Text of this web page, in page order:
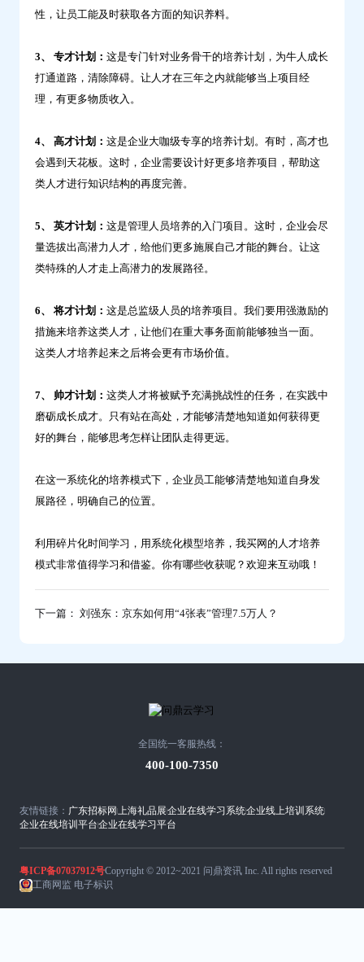
性，让员工能及时获取各方面的知识养料。
3、 专才计划： 这是专门针对业务骨干的培养计划，为牛人成长
打通道路，清除障碍。让人才在三年之内就能够当上项目经
理，有更多物质收入。
4、 高才计划： 这是企业大咖级专享的培养计划。有时，高才也
会遇到天花板。这时，企业需要设计好更多培养项目，帮助这
类人才进行知识结构的再度完善。
5、 英才计划： 这是管理人员培养的入门项目。这时，企业会尽
量选拔出高潜力人才，给他们更多施展自己才能的舞台。让这
类特殊的人才走上高潜力的发展路径。
6、 将才计划： 这是总监级人员的培养项目。我们要用强激励的
措施来培养这类人才，让他们在重大事务面前能够独当一面。
这类人才培养起来之后将会更有市场价值。
7、 帅才计划： 这类人才将被赋予充满挑战性的任务，在实践中
磨砺成长成才。只有站在高处，才能够清楚地知道如何获得更
好的舞台，能够思考怎样让团队走得更远。
在这一系统化的培养模式下，企业员工能够清楚地知道自身发
展路径，明确自己的位置。
利用碎片化时间学习，用系统化模型培养，我买网的人才培养
模式非常值得学习和借鉴。你有哪些收获呢？欢迎来互动哦！
下一篇： 刘强东：京东如何用“4张表”管理7.5万人？
友情链接： 广东招标网 上海礼品展企业在线学习系统企业线上培训系统
企业在线培训平台企业在线学习平台
全国统一客服热线：
400-100-7350
粤ICP备07037912号Copyright © 2012~2021 问鼎资讯 Inc. All rights reserved
工商网监 电子标识